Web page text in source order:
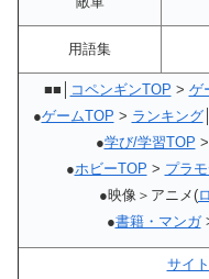
用語集
■■│ コペンギンTOP > ゲ
●ゲームTOP > ランキング│
●学び/学習TOP >
●ホビーTOP > プラ
●映像＞アニメ(
●書籍・マンガ
サイ